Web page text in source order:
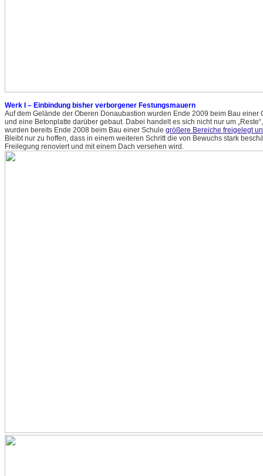
Werk I – Einbindung bisher verborgener Festungsmauern
Auf dem Gelände der Oberen Donaubastion wurden Ende 2009 beim Bau
und eine Betonplatte darüber gebaut. Dabei handelt es sich nicht nur um
wurden bereits Ende 2008 beim Bau einer Schule größere Bereiche freigelegt
Bleibt nur zu hoffen, dass in einem weiteren Schritt die von Bewuchs stark
Freilegung renoviert und mit einem Dach versehen wird.